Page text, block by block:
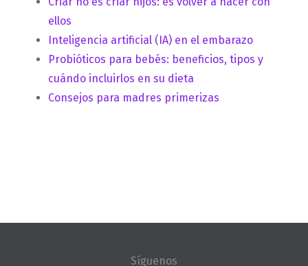
ellos
Inteligencia artificial (IA) en el embarazo
Probióticos para bebés: beneficios, tipos y
cuándo incluirlos en su dieta
Consejos para madres primerizas